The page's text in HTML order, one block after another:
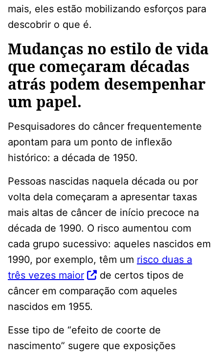
mais, eles estão mobilizando esforços para
descobrir o que é.
Mudanças no estilo de vida
que começaram décadas
atrás podem desempenhar
um papel.
Pesquisadores do câncer frequentemente
apontam para um ponto de inflexão
histórico: a década de 1950.
Pessoas nascidas naquela década ou por
volta dela começaram a apresentar taxas
mais altas de câncer de início precoce na
década de 1990. O risco aumentou com
cada grupo sucessivo: aqueles nascidos em
1990, por exemplo, têm um risco duas a
três vezes maior
de certos tipos de
câncer em comparação com aqueles
nascidos em 1955.
Esse tipo de “efeito de coorte de
nascimento” sugere que exposições